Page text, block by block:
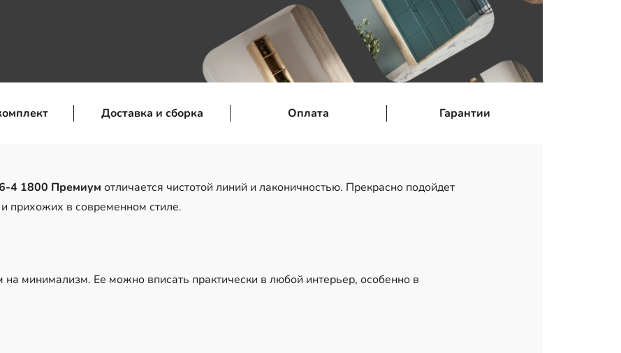
Доставка и сборка Оплата Гарантии
4 1800 Премиум отличается чистотой линий и лаконичностью. Прекрасно подойдет
прихожих в современном стиле.
на минимализм. Ее можно вписать практически в любой интерьер, особенно в